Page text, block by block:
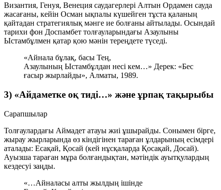
Византия, Генуя, Венеция саудагерлері Алтын Ордамен сауда
жасағаны, кейін Осман ықпалы күшейген тұста қаланың
қайтадан стратегиялық мәнге ие болғаны айтылады. Осындай
тарихи фон Доспамбет толғауларындағы Азаулыны
Ыстамбұлмен қатар қою мәнін тереңдете түседі.
«Айнала бұлақ, басы Тең,
Азаулының Ыстамбұлдан несі кем…» Дерек: «Бес
ғасыр жырлайды», Алматы, 1989.
3) «Айдаметке оқ тиді…» және ұрпақ тақырыбы
Сарапшылар
Толғаулардағы Аймадет атауы жиі ұшырайды. Сонымен бірге,
жырау жырларында өз кіндігінен тараған ұлдарының есімдері
аталады: Есақай, Қосай (кей нұсқаларда Қосақай, Досай).
Ауызша тараған мұра болғандықтан, мәтіндік ауытқулардың
кездесуі заңды.
«…Айналасы алты жылдың ішінде